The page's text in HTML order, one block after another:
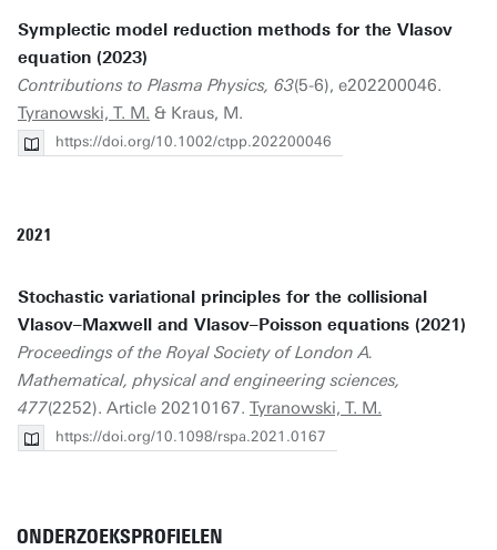
Symplectic model reduction methods for the Vlasov
equation (2023)
Contributions to Plasma Physics, 63(5-6), e202200046.
Tyranowski, T. M. & Kraus, M.
https://doi.org/10.1002/ctpp.202200046
2021
Stochastic variational principles for the collisional
Vlasov–Maxwell and Vlasov–Poisson equations (2021)
Proceedings of the Royal Society of London A.
Mathematical, physical and engineering sciences,
477(2252). Article 20210167. Tyranowski, T. M.
https://doi.org/10.1098/rspa.2021.0167
ONDERZOEKSPROFIELEN